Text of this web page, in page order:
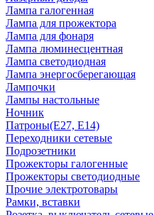
Лампа галогенная
Лампа для прожектора
Лампа для фонаря
Лампа люминесцентная
Лампа светодиодная
Лампа энергосберегающая
Лампочки
Лампы настольные
Ночник
Патроны(Е27, Е14)
Переходники сетевые
Подрозетники
Прожекторы галогенные
Прожекторы светодиодные
Прочие электротовары
Рамки, вставки